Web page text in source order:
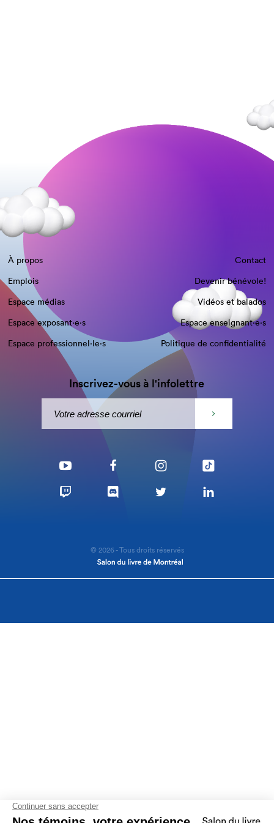
À propos
Contact
Emplois
Devenir bénévole!
Espace médias
Vidéos et balados
Espace exposant·e⋅s
Espace enseignant·e⋅s
Espace professionnel·le⋅s
Politique de confidentialité
Inscrivez-vous à l'infolettre
© 2026 - Tous droits réservés